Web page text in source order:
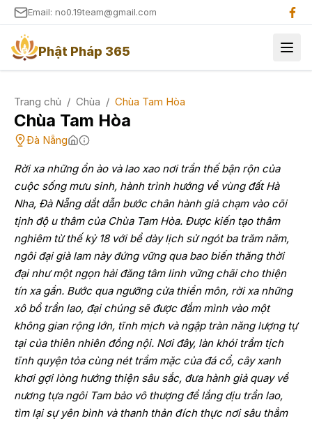
Email: no0.19team@gmail.com
Phật Pháp 365
Trang chủ / Chùa / Chùa Tam Hòa
Chùa Tam Hòa
Đà Nẵng
Rời xa những ồn ào và lao xao nơi trần thế bận rộn của
cuộc sống mưu sinh, hành trình hướng về vùng đất Hà
Nha, Đà Nẵng dắt dẫn bước chân hành giả chạm vào cõi
tịnh độ u thâm của Chùa Tam Hòa. Được kiến tạo thâm
nghiêm từ thế kỷ 18 với bề dày lịch sử ngót ba trăm năm,
ngôi đại già lam này đứng vững qua bao biến thăng thời
đại như một ngọn hải đăng tâm linh vững chãi cho thiện
tín xa gần. Bước qua ngưỡng cửa thiền môn, rời xa những
xô bồ trần lao, đại chúng sẽ được đắm mình vào một
không gian rộng lớn, tĩnh mịch và ngập tràn năng lượng tự
tại của thiên nhiên đồng nội. Nơi đây, làn khói trầm tịch
tĩnh quyện tỏa cùng nét trầm mặc của đá cổ, cây xanh
khơi gợi lòng hướng thiện sâu sắc, đưa hành giả quay về
nương tựa ngôi Tam bảo vô thượng để lắng dịu trần lao,
tìm lại sự yên bình và thanh thản đích thực nơi sâu thẳm